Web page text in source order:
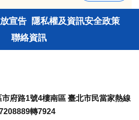
宣告 隱私權及資訊安全政策
聯絡資訊
府路1號4樓南區 臺北市民當家熱線
轉7924